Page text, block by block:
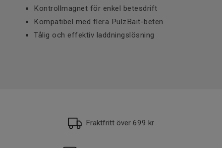
Kontrollmagnet för enkel betesdrift
Kompatibel med flera PulzBait-beten
Tålig och effektiv laddningslösning
Fraktfritt över 699 kr